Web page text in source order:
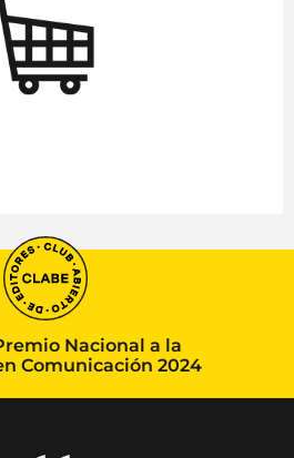
Nacional a la
Comunicación 2024